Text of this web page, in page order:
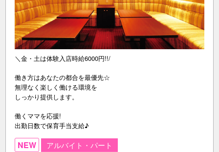
＼金・土は体験入店時給6000円!!/
働き方はあなたの都合を最優先☆
無理なく楽しく働ける環境を
しっかり提供します。
働くママを応援!
出勤日数で保育手当支給♪
NEW アルバイト・パート